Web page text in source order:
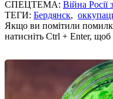
СПЕЦТЕМА: Війна Росії
ТЕГИ: Бердянск,
Якщо ви помітили
натисніть Ctrl + Enter,